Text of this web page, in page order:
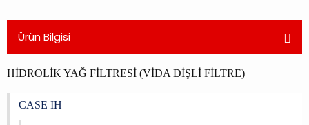
Ürün Bilgisi
HİDROLİK YAĞ FİLTRESİ (VİDA DİŞLİ FİLTRE)
CASE IH